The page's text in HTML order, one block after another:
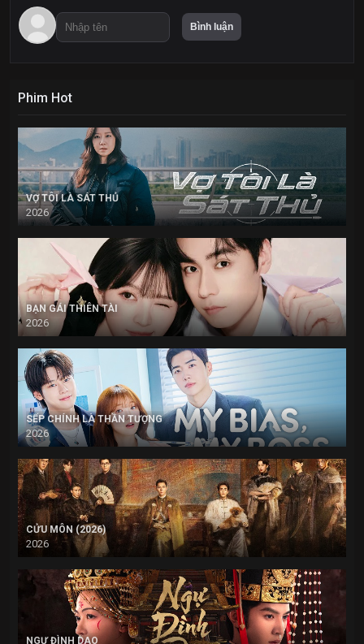
Phim Hot
VỢ TÔI LÀ SÁT THỦ
2026
BẠN GÁI THIÊN TÀI
2026
SẾP CHÍNH LÀ THẦN TƯỢNG
2026
CỬU MÔN (2026)
2026
NGỰ ĐÌNH DAO